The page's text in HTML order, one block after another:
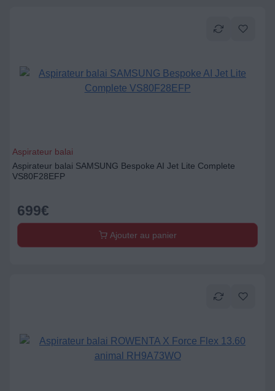
Aspirateur balai
Aspirateur balai SAMSUNG Bespoke AI Jet Lite Complete
VS80F28EFP
699€
Ajouter au panier